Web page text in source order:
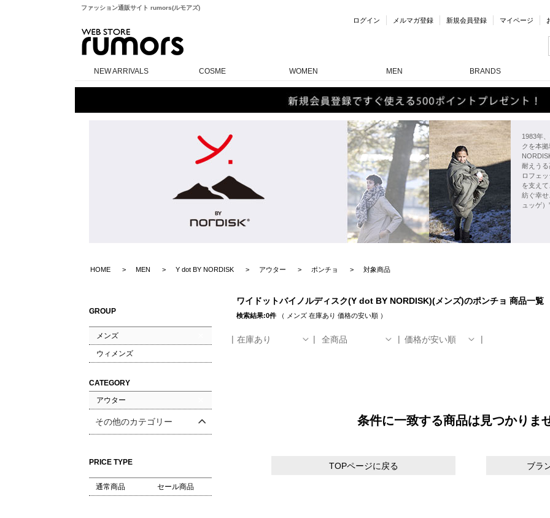
ファッション通販サイト rumors(ルモアズ)
ログイン メルマガ登録 新規会員登録 マイページ
NEW ARRIVALS COSME WOMEN MEN BRANDS
1983年
クを本
耐えう
ロフェ
を支え
紡ぐ幸せ
ュッゲ
HOME MEN Y dot BY NORDISK アウター ポンチョ 対象商品
GROUP
メンズ
ウィメンズ
CATEGORY
アウター
その他のカテゴリー
PRICE TYPE
通常商品 セール商品
ワイドットバイノルディスク(Y dot BY NORDISK)(メンズ)のポンチョ 商品一覧
検索結果:0件（ メンズ 在庫あり 価格の安い順）
在庫あり 全商品 価格が安い順
条件に一致する商品は見つかりま
TOPページに戻る ブラ